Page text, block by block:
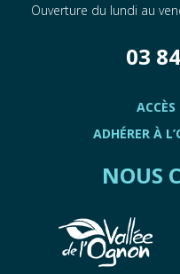
Ouverture du lundi au
03
ADHÉRER À
NOUS